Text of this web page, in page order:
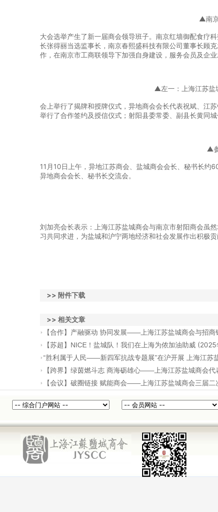
▲南
大会选举产生了新一届商会领导班子。南京红墙御配食疗
长张得丽当选监事长，南京春熙盛科技有限公司董事长顾
作，在南京市工商联领导下加强自身建设，服务会员及企
▲左一：上海江苏盐
会上举行了揭牌和授牌仪式，异地商会会长代表祝斌、江
举行了合作签约及授信仪式；射阳县委常委、副县长黄同
▲
11月10日上午，异地江苏商会、盐城商会会长、秘书长约
异地商会会长、秘书长交流会。
刘加亮会长表示：上海江苏盐城商会与南京市射阳商会虽
习共同求进，为盐城和沪宁两地经济和社会发展作出积极
>> 附件下载
>> 相关文章
【合作】产融驱动 协同发展——上海江苏盐城商会与招商
【苏超】NICE！盐城队！我们在上海为侬加油助威 (2025
“胜利属于人民——新四军抗战专题展”在沪开展 上海江苏
【跨界】绿茵燃斗志 商海砺雄心——上海江苏盐城商会代
【会议】破圈链接 赋能商会——上海江苏盐城商会三届二